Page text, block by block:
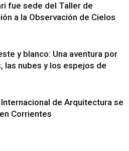
fue sede del Taller de
a la Observación de Cielos
y blanco: Una aventura por
las nubes y los espejos de
Internacional de Arquitectura se
Corrientes